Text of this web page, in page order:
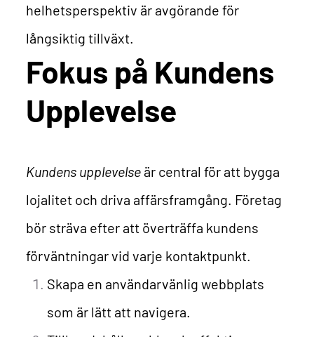
helhetsperspektiv är avgörande för
långsiktig tillväxt.
Fokus på Kundens
Upplevelse
Kundens upplevelse är central för att bygga
lojalitet och driva affärsframgång. Företag
bör sträva efter att överträffa kundens
förväntningar vid varje kontaktpunkt.
Skapa en användarvänlig webbplats
som är lätt att navigera.